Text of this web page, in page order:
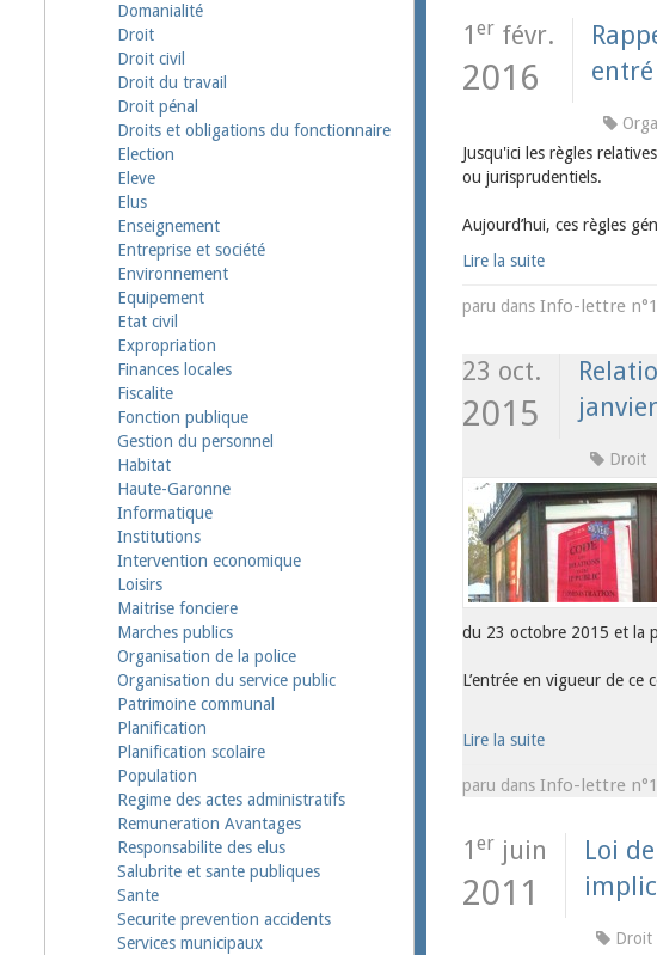
Domanialité
Droit
Droit civil
Droit du travail
Droit pénal
Droits et obligations du fonctionnaire
Election
Eleve
Elus
Enseignement
Entreprise et société
Environnement
Equipement
Etat civil
Expropriation
Finances locales
Fiscalite
Fonction publique
Gestion du personnel
Habitat
Haute-Garonne
Informatique
Institutions
Intervention economique
Loisirs
Maitrise fonciere
Marches publics
Organisation de la police
Organisation du service public
Patrimoine communal
Planification
Planification scolaire
Population
Regime des actes administratifs
Remuneration Avantages
Responsabilite des elus
Salubrite et sante publiques
Sante
Securite prevention accidents
Services municipaux
1 er févr.
2016
Jusqu'ici les règles
ou jurisprudentiels.
Aujourd’hui, ces règles
Lire la suite
paru dans Info-lettre
23 oct.
2015
Droit
du 23 octobre 2015 et la
L’entrée en vigueur de
Lire la suite
paru dans Info-lettre
1 er juin
2011
Loi
Droit